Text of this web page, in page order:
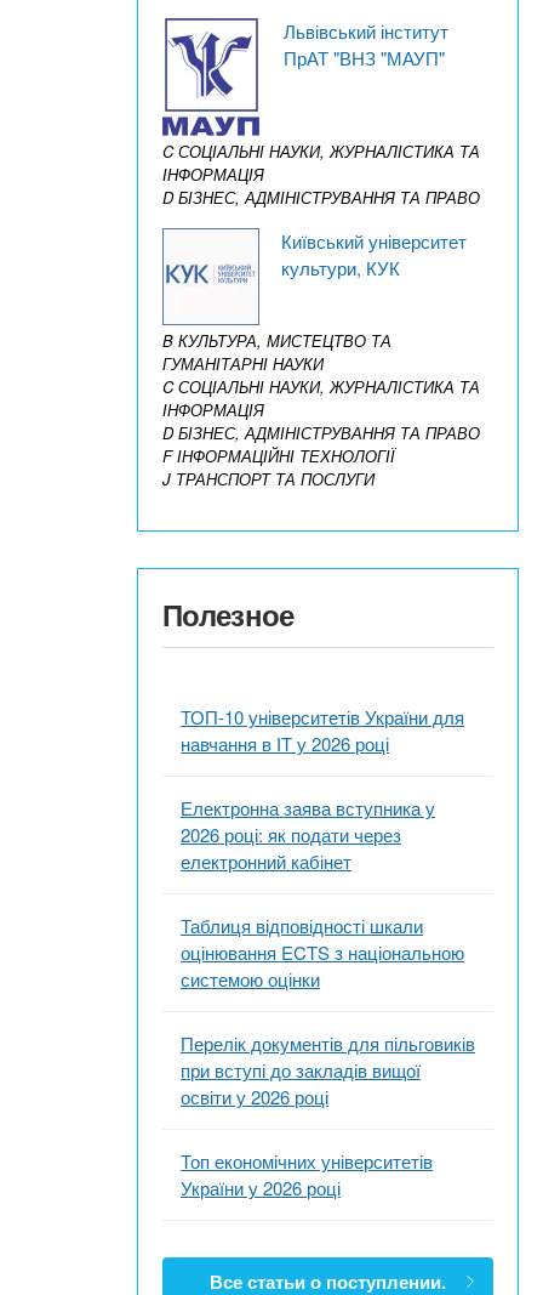
Львівський інститут
ПрАТ "ВНЗ "МАУП"
C СОЦІАЛЬНІ НАУКИ, ЖУРНАЛІСТИКА ТА
ІНФОРМАЦІЯ
D БІЗНЕС, АДМІНІСТРУВАННЯ ТА ПРАВО
Київський університет
культури, КУК
B КУЛЬТУРА, МИСТЕЦТВО ТА
ГУМАНІТАРНІ НАУКИ
C СОЦІАЛЬНІ НАУКИ, ЖУРНАЛІСТИКА ТА
ІНФОРМАЦІЯ
D БІЗНЕС, АДМІНІСТРУВАННЯ ТА ПРАВО
F ІНФОРМАЦІЙНІ ТЕХНОЛОГІЇ
J ТРАНСПОРТ ТА ПОСЛУГИ
Полезное
ТОП-10 університетів України для
навчання в ІТ у 2026 році
Електронна заява вступника у
2026 році: як подати через
електронний кабінет
Таблиця відповідності шкали
оцінювання ECTS з національною
системою оцінки
Перелік документів для пільговиків
при вступі до закладів вищої
освіти у 2026 році
Топ економічних університетів
України у 2026 році
Все статьи о поступлении.